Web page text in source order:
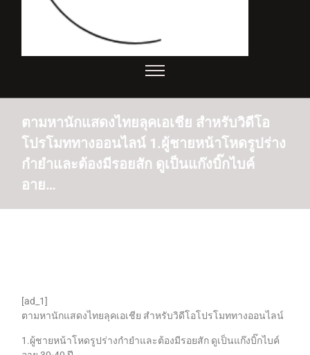
ตามหานักแสดงไทยลุคเอเชีย สำหรับวิดีโอ
โปรโมททางออนไลน์ 1.ผู้ชายหน้าโหดรูปร่าง
กำยำและต้องมีรอยสัก ดูเป็นแก๊งบิ๊กไบค์
อาย…
[ad_1]
ตามหานักแสดงไทยลุคเอเชีย สำหรับวิดีโอโปรโมททางออนไลน์
1.ผู้ชายหน้าโหดรูปร่างกำยำและต้องมีรอยสัก ดูเป็นแก๊งบิ๊กไบค์